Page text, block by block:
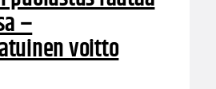
–
voitto